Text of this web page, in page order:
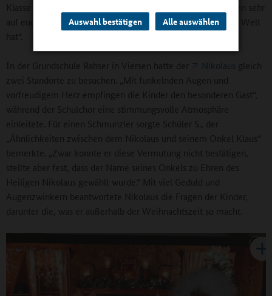
Auswahl bestätigen Alle auswählen
Klasse hat er „erfahren, dass eure Lehrerin sich jeden Morgen sehr
auf euch alle freut und findet, dass sie den besten Beruf der Welt
hat“.
In der Grundschule Rahser in Viersen hatte der Nikolaus gleich
zwei Standorte zu besuchen. „Mit funkelnden Augen und
vorfreudigem Herz empfingen die Kinder den besonderen Gast“,
während der Schulchor eine stimmungsvolle Atmosphäre
einleitete. Für einen Schmunzler sorgte Schüler S., der
„Ähnlichkeiten zwischen dem Nikolaus und seinem Onkel Klaus“
bemerkte. „Zwar konnte er diese Vermutung nicht bestätigen,
stellte aber fest, dass der Name seines Onkels zu Ehren des
Heiligen Nikolaus gewählt wurde.“ Mit viel Geduld und
Augenzwinkern beantwortete Nikolaus die Fragen der Kinder,
darunter die, was er außerhalb der Weihnachtszeit so macht.